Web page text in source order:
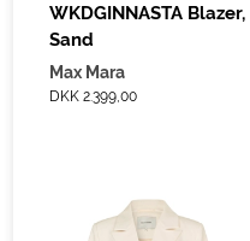
WKDGINNASTA Blazer,
Sand
Max Mara
DKK 2.399,00